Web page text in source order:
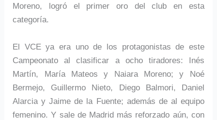
Moreno, logró el primer oro del club en esta
categoría.
El VCE ya era uno de los protagonistas de este
Campeonato al clasificar a ocho tiradores: Inés
Martín, María Mateos y Naiara Moreno; y Noé
Bermejo, Guillermo Nieto, Diego Balmori, Daniel
Alarcia y Jaime de la Fuente; además de al equipo
femenino. Y sale de Madrid más reforzado aún, con